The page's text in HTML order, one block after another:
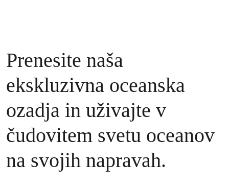
Prenesite naša
ekskluzivna oceanska
ozadja in uživajte v
čudovitem svetu oceanov
na svojih napravah.